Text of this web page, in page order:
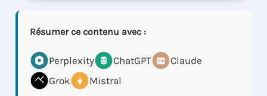
Résumer ce contenu avec :
Perplexity ChatGPT
Claude
Grok
Mistral